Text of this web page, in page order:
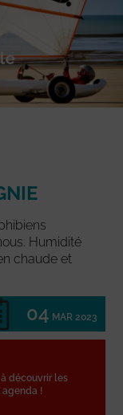
Humidité
chaude et
04 MAR 2023
découvrir les
agenda !